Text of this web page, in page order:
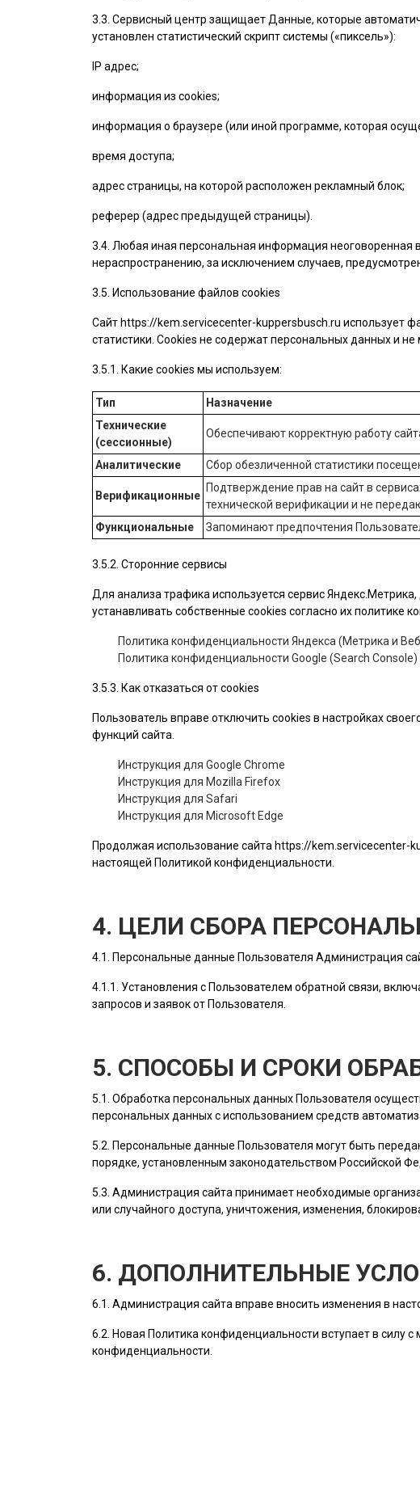
3.3. Сервисный центр защищает Данные, которые
установлен статистический скрипт системы («пиксель»):
IP адрес;
информация из cookies;
информация о браузере (или иной программе, которая
время доступа;
адрес страницы, на которой расположен рекламный блок;
реферер (адрес предыдущей страницы).
3.4. Любая иная персональная информация
нераспространению, за исключением случаев,
3.5. Использование файлов cookies
Сайт https://kem.servicecenter-kuppersbusch.ru использует
статистики. Cookies не содержат персональных данных и не
3.5.1. Какие cookies мы используем:
Тип Назначение
Технические
(сессионные)
Обеспечивают корректную работу
Аналитические Сбор обезличенной статистики
Верификационные
Подтверждение прав на сайт в
технической верификации и не
Функциональные
Запоминают предпочтения
3.5.2. Сторонние сервисы
Для анализа трафика используется сервис
устанавливать собственные cookies согласно их политике
Политика конфиденциальности Яндекса (Метрика и
Политика конфиденциальности Google (Search Console)
3.5.3. Как отказаться от cookies
Пользователь вправе отключить cookies в настройках
функций сайта.
Инструкция для Google Chrome
Инструкция для Mozilla Firefox
Инструкция для Safari
Инструкция для Microsoft Edge
Продолжая использование сайта https://kem.servicecenter-
настоящей Политикой конфиденциальности.
4. ЦЕЛИ СБОРА
4.1. Персональные данные Пользователя Администрация
4.1.1. Установления с Пользователем обратной связи,
запросов и заявок от Пользователя
5. СПОСОБЫ И СРОКИ
5.1. Обработка персональных данных Пользователя
персональных данных с использованием средств
5.2. Персональные данные Пользователя могут быть
порядке, установленным законодательством Российской
5.3. Администрация сайта принимает необходимые
или случайного доступа, уничтожения, изменения,
6. ДОПОЛНИТЕЛЬНЫЕ
6.1. Администрация сайта вправе вносить изменения в
6.2. Новая Политика конфиденциальности вступает в силу
конфиденциальности.